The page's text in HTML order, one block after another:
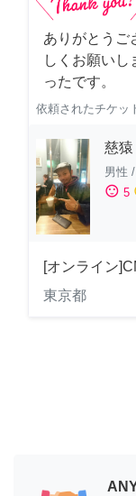
ありがとうご
しくお願いし
ったです。
依頼されたチケッ
慈猿
男性 /
sentiment_satisfied 5
[オンライン
東京都